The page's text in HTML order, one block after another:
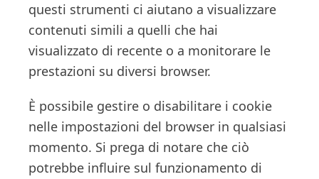
questi strumenti ci aiutano a visualizzare
contenuti simili a quelli che hai
visualizzato di recente o a monitorare le
prestazioni su diversi browser.
È possibile gestire o disabilitare i cookie
nelle impostazioni del browser in qualsiasi
momento. Si prega di notare che ciò
potrebbe influire sul funzionamento di